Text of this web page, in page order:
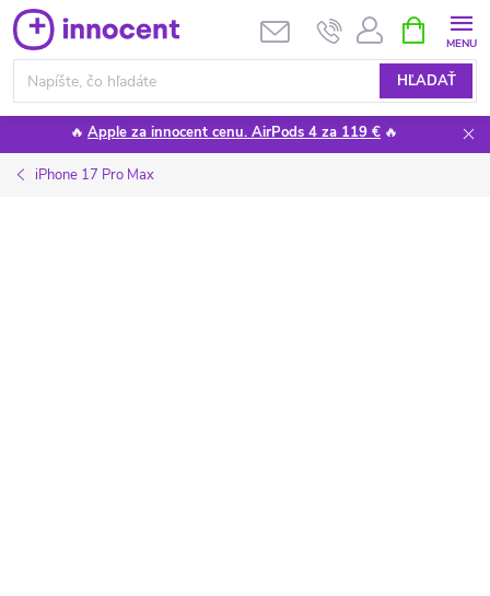
Prejsť
na
obsah
HĽADAŤ
KOŠÍK
🔥 Apple za innocent cenu. AirPods 4 za 119 € 🔥
iPhone 17 Pro Max